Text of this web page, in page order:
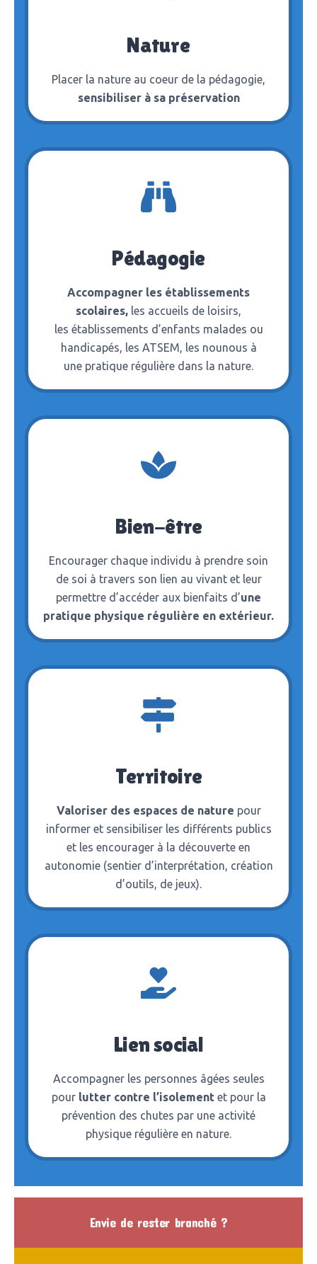
Nature
Placer la nature au coeur de la pédagogie,
sensibiliser à sa préservation
Pédagogie
Accompagner les établissements
scolaires, les accueils de loisirs,
les établissements d’enfants malades ou
handicapés, les ATSEM, les nounous à
une pratique régulière dans la nature.
Bien-être
Encourager chaque individu à prendre soin
de soi à travers son lien au vivant et leur
permettre d’accéder aux bienfaits d’une
pratique physique régulière en extérieur.
Territoire
Valoriser des espaces de nature pour
informer et sensibiliser les différents publics
et les encourager à la découverte en
autonomie (sentier d’interprétation, création
d’outils, de jeux).
Lien social
Accompagner les personnes âgées seules
pour lutter contre l’isolement et pour la
prévention des chutes par une activité
physique régulière en nature.
Envie de rester branché ?